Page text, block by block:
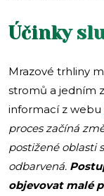
Účinky
Mrazové trhliny
stromů a jedním
informací z webu
proces začíná
postižené oblasti
odbarvená.
objevovat malé